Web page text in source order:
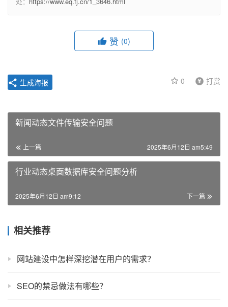
赞 (0)
0 打赏
生成海报
新闻动态文件传输安全问题
上一篇 2025年6月12日 am5:49
行业动态桌面数据库安全问题分析
下一篇
2025年6月12日 am9:12
相关推荐
网站建设中怎样深挖潜在用户的需求？
SEO的禁忌做法有哪些？